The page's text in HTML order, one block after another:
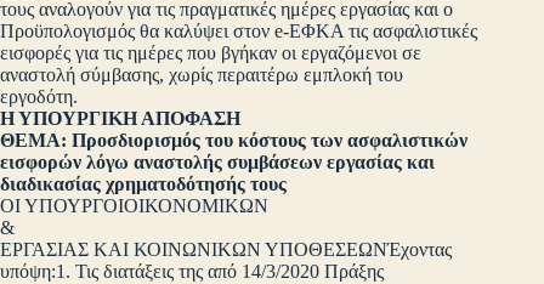
τους αναλογούν για τις πραγματικές ημέρες εργασίας και ο
Προϋπολογισμός θα καλύψει στον e-ΕΦΚΑ τις ασφαλιστικές
εισφορές για τις ημέρες που βγήκαν οι εργαζόμενοι σε
αναστολή σύμβασης, χωρίς περαιτέρω εμπλοκή του
εργοδότη.
Η ΥΠΟΥΡΓΙΚΗ ΑΠΟΦΑΣΗ
ΘΕΜΑ: Προσδιορισμός του κόστους των ασφαλιστικών
εισφορών λόγω αναστολής συμβάσεων εργασίας και
διαδικασίας χρηματοδότησής τους
ΟΙ ΥΠΟΥΡΓΟΙΟΙΚΟΝΟΜΙΚΩΝ
&
ΕΡΓΑΣΙΑΣ ΚΑΙ ΚΟΙΝΩΝΙΚΩΝ ΥΠΟΘΕΣΕΩΝΈχοντας
υπόψη:1. Τις διατάξεις της από 14/3/2020 Πράξης